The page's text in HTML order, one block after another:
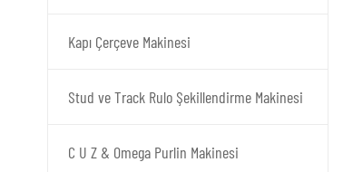
Kapı Çerçeve Makinesi
Stud ve Track Rulo Şekillendirme Makinesi
C U Z & Omega Purlin Makinesi